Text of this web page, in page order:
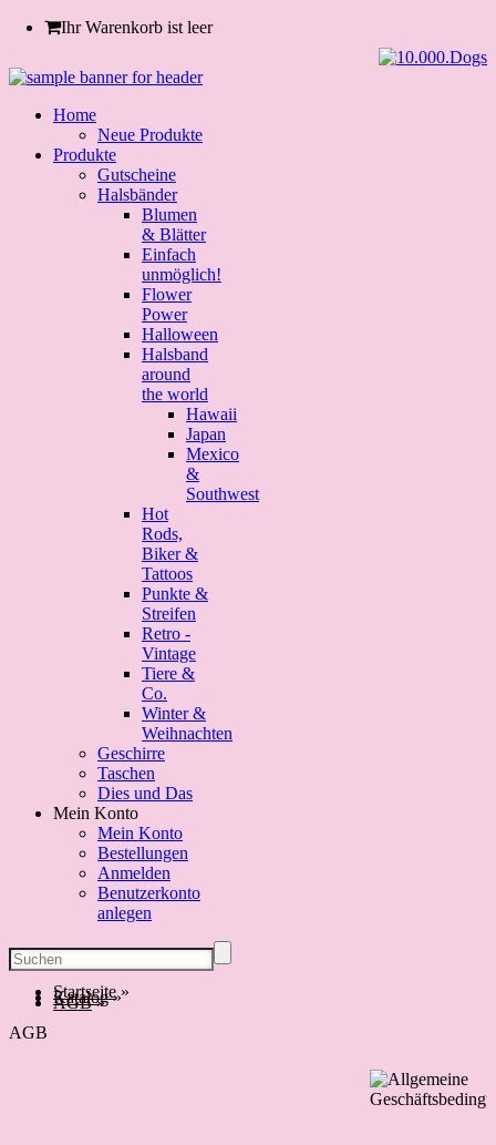
Ihr Warenkorb ist leer
Home
Neue Produkte
Produkte
Gutscheine
Halsbänder
Blumen
& Blätter
Einfach
unmöglich!
Flower
Power
Halloween
Halsband
around
the world
Hawaii
Japan
Mexico
&
Southwest
Hot
Rods,
Biker &
Tattoos
Punkte &
Streifen
Retro -
Vintage
Tiere &
Co.
Winter &
Weihnachten
Geschirre
Taschen
Dies und Das
Mein Konto
Mein Konto
Bestellungen
Anmelden
Benutzerkonto
anlegen
Startseite »
Katalog »
AGB »
AGB